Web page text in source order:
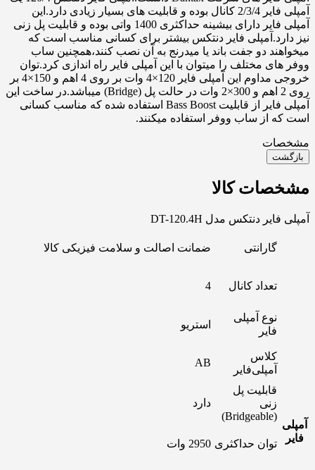
آمپلی فایر 2/3/4 کانال بوده و قابلیت های بسیار زیادی دارد.این
آمپلی فایر دارای بیشینه حداکثری 1400 واتی بوده و قابلیت پل زنی
نیز دارد.آمپلی فایر دنتکس بیشتر برای کسانی مناسب است که
میخواهند دو جفت باند یا میدرنج به آن نصب کنند،همچنین ساب
ووفر های مختلف را میتوان با این آمپلی فایر راه اندازی کرد.توان
خروجی مداوم این آمپلی فایر 120×4 وات بر روی 4 اهم و 150×4 بر
روی 2 اهم و 300×2 وات در حالت پل (Bridge) میباشد.در ساخت این
آمپلی فایر از قابلیت Bass Boost استفاده شده که مناسب کسانی
است که از ساب ووفر استفاده میکنند.
مشخصات
بازگشت
مشخصات کالا
آمپلی فایر دنتکس مدل DT-120.4H
آمپلی
فایر
گارانتی ضمانت اصالت و سلامت فیزیکی کالا
تعداد کانال 4
نوع آمپلی
فایر
استریو
کلاس
آمپلی‌فایر
AB
قابلیت پل
زنی
(Bridgeable)
دارد
توان حداکثری 2950 وات